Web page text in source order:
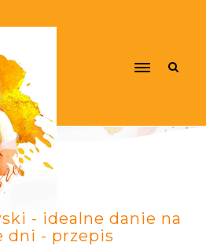
- idealne danie na
dni - przepis